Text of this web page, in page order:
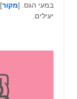
במעי הגס. [מקור
יעילים.
(